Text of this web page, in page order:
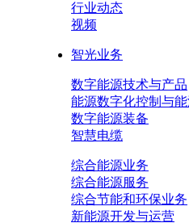
行业动态
视频
智光业务
数字能源技术与产品
能源数字化控制与
数字能源装备
智慧电缆
综合能源业务
综合能源服务
综合节能和环保业务
新能源开发与运营